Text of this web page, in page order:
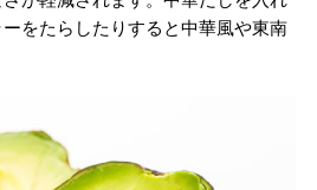
をたらしたりすると中華風や東南